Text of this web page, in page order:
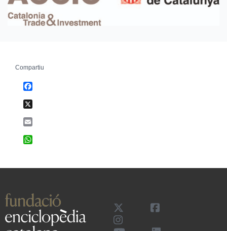
Compartiu